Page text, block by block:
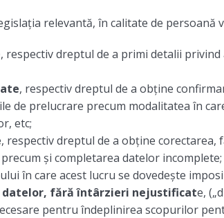
relevantă, în calitate de
, respectiv dreptul de a primi detalii
, respectiv dreptul de a obține
de prelucrare precum modalitatea în
etc;
, respectiv dreptul de a obține
și completarea datelor
în care acest lucru se dovedește
fără întârzieri nejustificate,
pentru îndeplinirea scopurilor